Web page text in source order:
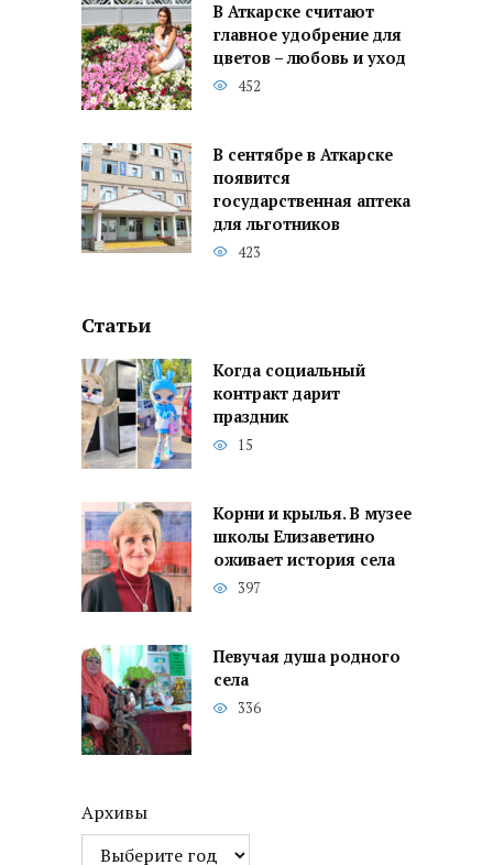
В Аткарске считают
главное удобрение для
цветов – любовь и уход
452
В сентябре в Аткарске
появится
государственная аптека
для льготников
423
Статьи
Когда социальный
контракт дарит
праздник
15
Корни и крылья. В музее
школы Елизаветино
оживает история села
397
Певучая душа родного
села
336
Архивы